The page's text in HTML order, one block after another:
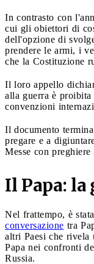
In contrasto con
cui gli obiettori di
dell'opzione di
prendere le armi, i
che la Costituzione
Il loro appello
alla guerra è
convenzioni
Il documento
pregare e a
Messe con
Il Papa:
Nel frattempo, è
conversazione tra
altri Paesi che rivela
Papa nei confronti
Russia.